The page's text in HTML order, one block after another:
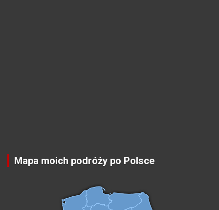
Mapa moich podróży po Polsce